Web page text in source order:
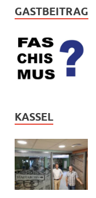
GASTBEITRAG
KASSEL